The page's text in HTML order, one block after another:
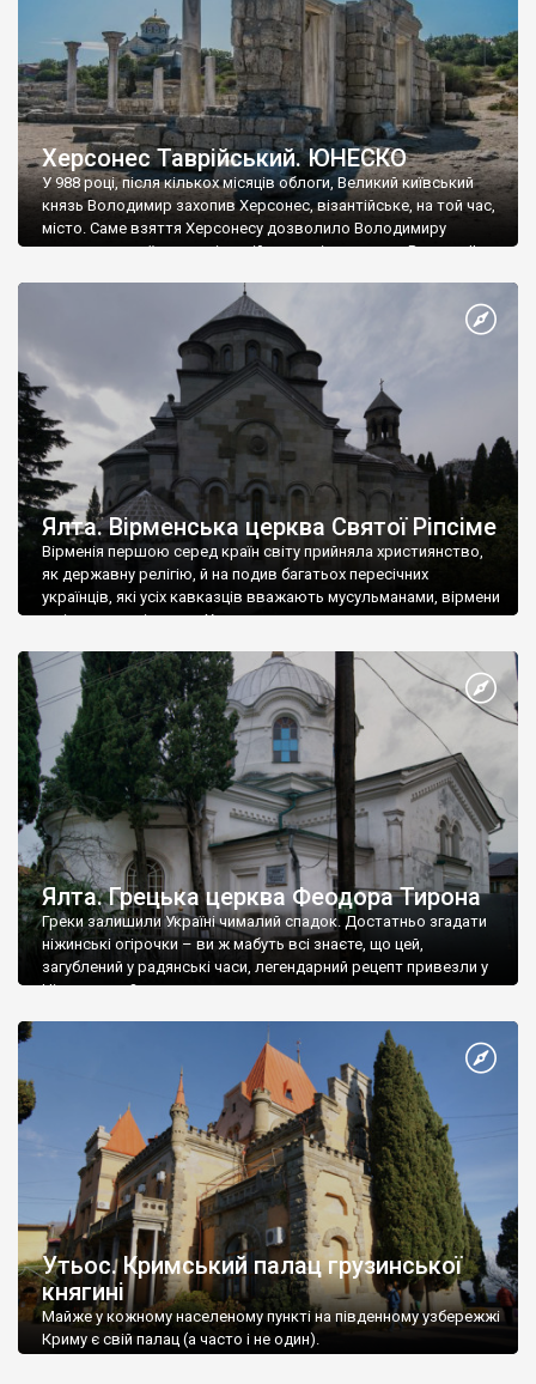
Херсонес Таврійський. ЮНЕСКО
У 988 році, після кількох місяців облоги, Великий київський
князь Володимир захопив Херсонес, візантійське, на той час,
місто. Саме взяття Херсонесу дозволило Володимиру
диктувати свої умови візантійському імператору Василю ІІ, та
Херсонесі Володимир-язичник, став Василем-християнином.
А потім було Хрещення Русі. На честь Херсонесу Таврійського
Ялта. Вірменська церква Святої Ріпсіме
Вірменія першою серед країн світу прийняла християнство,
як державну релігію, й на подив багатьох пересічних
українців, які усіх кавказців вважають мусульманами, вірмени
є відданими вірянами Христа
Ялта. Грецька церква Феодора Тирона
Греки залишили Україні чималий спадок. Достатньо згадати
ніжинські огірочки – ви ж мабуть всі знаєте, що цей,
загублений у радянські часи, легендарний рецепт привезли у
Ніжин греки?
Утьос. Кримський палац грузинської
княгині
Майже у кожному населеному пункті на південному узбережжі
Криму є свій палац (а часто і не один).